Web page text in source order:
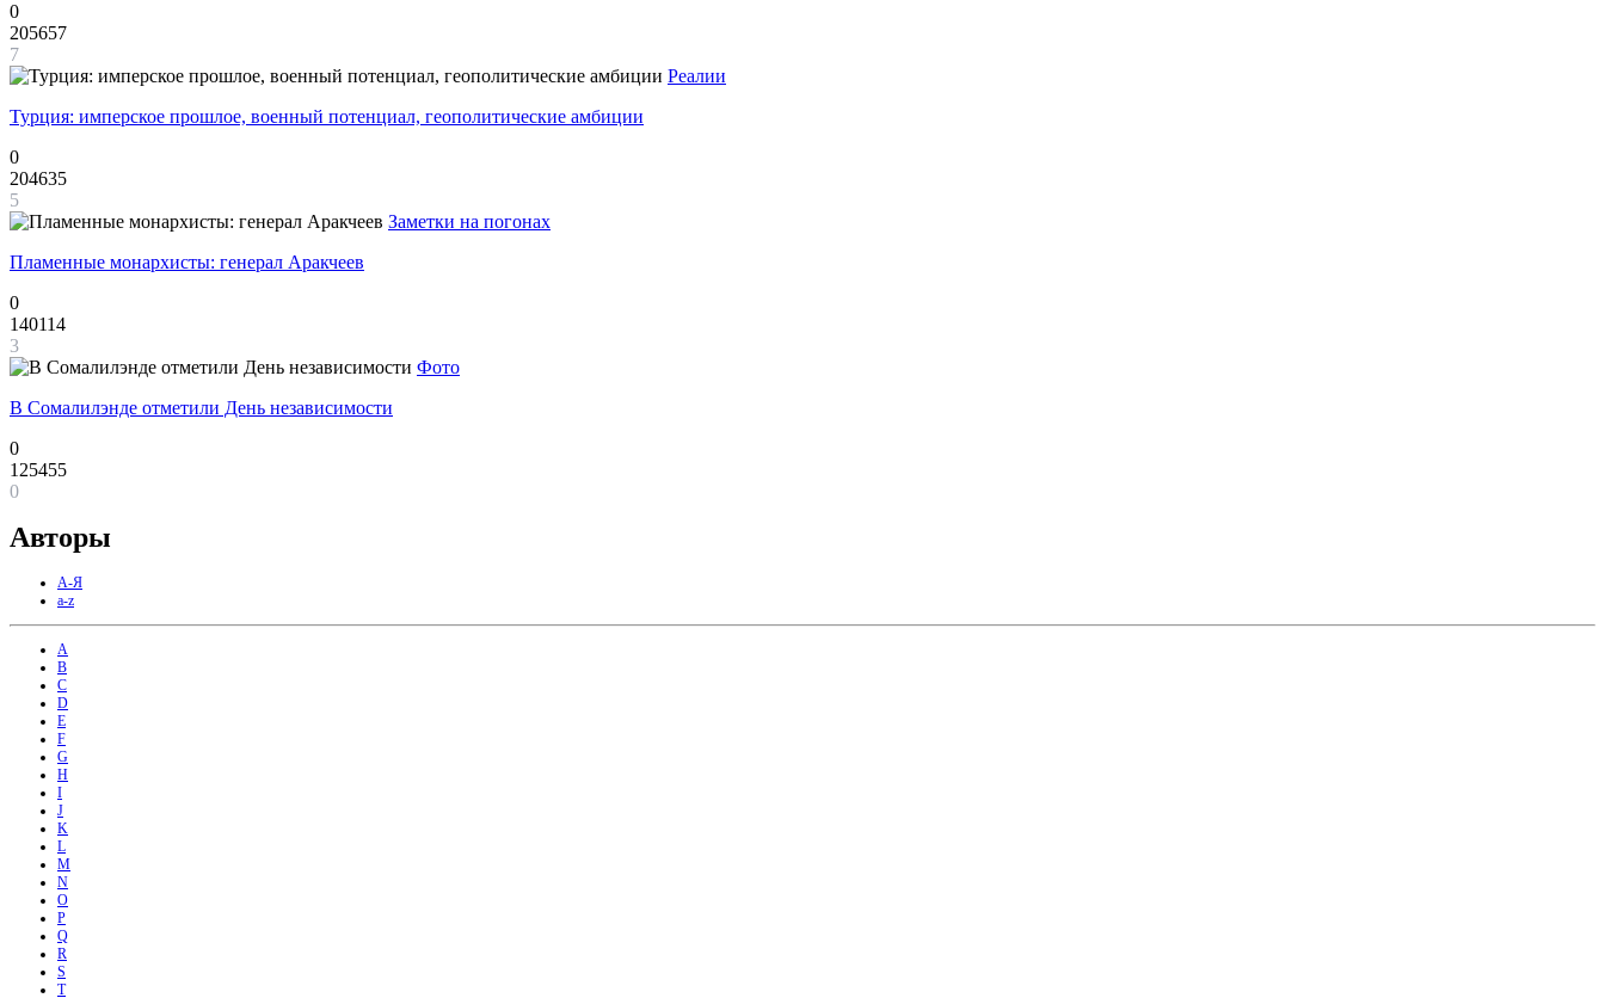
0
205657
7
Реалии
Турция: имперское прошлое, военный потенциал, геополитические амбиции
0
204635
5
Заметки на погонах
Пламенные монархисты: генерал Аракчеев
0
140114
3
Фото
В Сомалилэнде отметили День независимости
0
125455
0
Авторы
А-Я
a-z
A
B
C
D
E
F
G
H
I
J
K
L
M
N
O
P
Q
R
S
T